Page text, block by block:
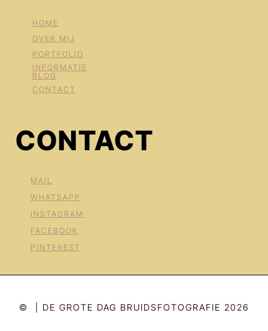
HOME
OVER MIJ
PORTFOLIO
INFORMATIE
BLOG
CONTACT
CONTACT
MAIL
WHATSAPP
INSTAGRAM
FACEBOOK
PINTEREST
© | DE GROTE DAG BRUIDSFOTOGRAFIE 2026